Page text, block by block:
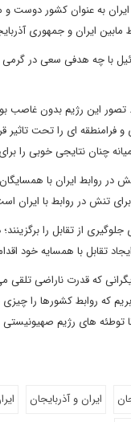
به عنوان کشور دوست و
مابین ایران و جمهوری
چه هدفی سعی در گرمی
این رژیم بدون غاصب
ای را تحت
چنان نتایجی خوبی را
تنش در روابط ایران با
تنش در روابط با ایران
از تقابل را
تقابل با همسایه خود
که قدرت ناراضی تلقی
که روابط کشورها را
توطئه های رژیم صهیونیستی
ایران و آذربایجان